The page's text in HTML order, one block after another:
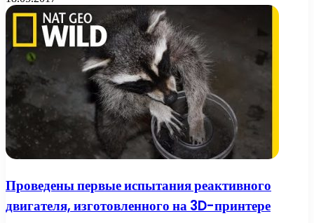
Проведены первые испытания реактивного
двигателя, изготовленного на 3D-принтере